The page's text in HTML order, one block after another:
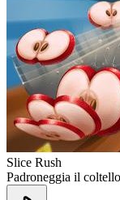
Slice Rush
Padroneggia il